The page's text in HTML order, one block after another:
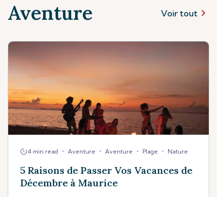
Aventure Voir tout
4 min read • Aventure • Aventure • Plage • Nature
5 Raisons de Passer Vos Vacances de
Décembre à Maurice